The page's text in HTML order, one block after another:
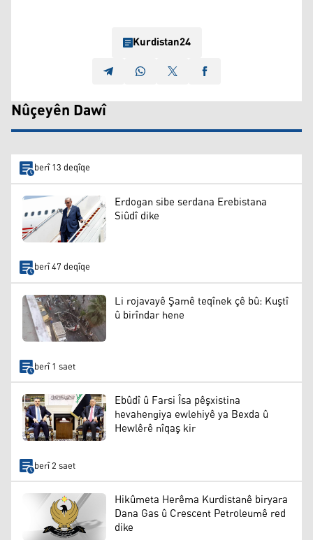
Kurdistan24
Nûçeyên Dawî
berî 13 deqîqe
Erdogan sibe serdana Erebistana
Siûdî dike
berî 47 deqîqe
Li rojavayê Şamê teqînek çê bû: Kuştî
û birîndar hene
berî 1 saet
Ebûdî û Farsi Îsa pêşxistina
hevahengiya ewlehiyê ya Bexda û
Hewlêrê nîqaş kir
berî 2 saet
Hikûmeta Herêma Kurdistanê biryara
Dana Gas û Crescent Petroleumê red
dike